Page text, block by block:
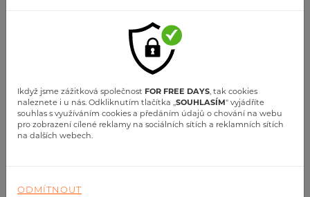
David Seckar
let mohu doporučit pokud chcete vidět z výšky, ale
Ikdyž jsme zážitková společnost FOR FREE DAYS, tak cookies
naleznete i u nás. Odkliknutím tlačítka ,,SOUHLASÍM" vyjádříte
souhlas s využíváním cookies a předáním údajů o chování na webu
pro zobrazení cílené reklamy na sociálních sítích a reklamních sítích
na dalších webech.
ODMÍTNOUT